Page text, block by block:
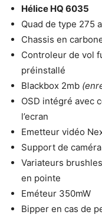
Hélice HQ 6035
Quad de type 275
Chassis en
Controleur de vol
préinstallé
Blackbox 2mb
OSD intégré avec
l’ecran
Emetteur vidéo
Support de
Variateurs
en pointe
Eméteur 350mW
Bipper en cas de